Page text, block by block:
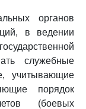
органов
в ведении
служебные
учитывающие
порядок
(боевых